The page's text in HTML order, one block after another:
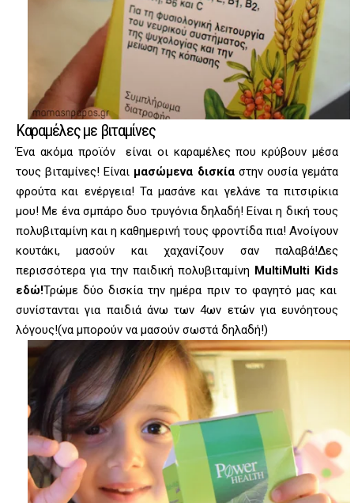
Καραμέλες με βιταμίνες
Ένα ακόμα προϊόν είναι οι καραμέλες που κρύβουν μέσα
τους βιταμίνες! Είναι μασώμενα δισκίαστην ουσία γεμάτα
φρούτα και ενέργεια! Τα μασάνε και γελάνε τα πιτσιρίκια
μου! Με ένα σμπάρο δυο τρυγόνια δηλαδή! Είναι η δική τους
πολυβιταμίνη και η καθημερινή τους φροντίδα πια! Ανοίγουν
κουτάκι, μασούν και χαχανίζουν σαν παλαβά!Δες
περισσότερα για την παιδική πολυβιταμίνη MultiMulti Kids
εδώ!Τρώμε δύο δισκία την ημέρα πριν το φαγητό μας και
συνίστανται για παιδιά άνω των 4ων ετών για ευνόητους
λόγους!(να μπορούν να μασούν σωστά δηλαδή!)